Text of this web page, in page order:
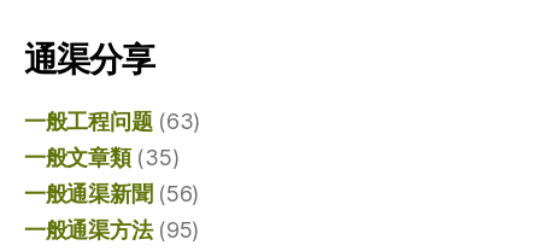
通渠分享
一般工程问题(63)
一般文章類(35)
一般通渠新聞 (56)
一般通渠方法(95)